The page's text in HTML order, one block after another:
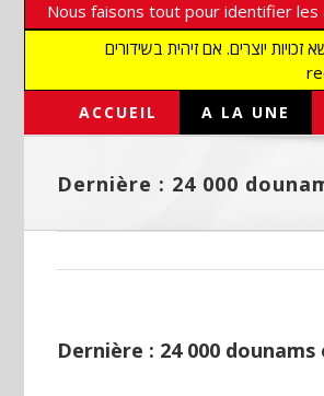
Nous faisons tout pour identifier
על מנת לכבד את זכויותיהם. אנו מכבדים זכויות יוצרים ושואפים לאתר את בעלי הזכויות בתמונות המגיעות אלינו כנדרש בסעיף 27א בנושא זכויות יוצרים. אם זיהית בשידורים
ACCUEIL A LA UNE
Dernière : 24 000
Dernière : 24 000